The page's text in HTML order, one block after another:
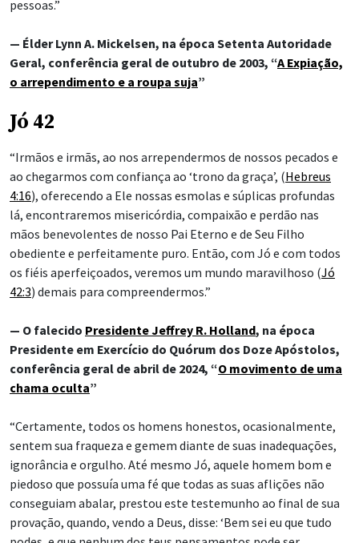
pessoas.”
— Élder Lynn A. Mickelsen, na época Setenta Autoridade
Geral, conferência geral de outubro de 2003, “A Expiação,
o arrependimento e a roupa suja”
Jó 42
“Irmãos e irmãs, ao nos arrependermos de nossos pecados e
ao chegarmos com confiança ao ‘trono da graça’, (Hebreus
4:16), oferecendo a Ele nossas esmolas e súplicas profundas
lá, encontraremos misericórdia, compaixão e perdão nas
mãos benevolentes de nosso Pai Eterno e de Seu Filho
obediente e perfeitamente puro. Então, com Jó e com todos
os fiéis aperfeiçoados, veremos um mundo maravilhoso (Jó
42:3) demais para compreendermos.”
— O falecido Presidente Jeffrey R. Holland, na época
Presidente em Exercício do Quórum dos Doze Apóstolos,
conferência geral de abril de 2024, “O movimento de uma
chama oculta”
“Certamente, todos os homens honestos, ocasionalmente,
sentem sua fraqueza e gemem diante de suas inadequações,
ignorância e orgulho. Até mesmo Jó, aquele homem bom e
piedoso que possuía uma fé que todas as suas aflições não
conseguiam abalar, prestou este testemunho ao final de sua
provação, quando, vendo a Deus, disse: ‘Bem sei eu que tudo